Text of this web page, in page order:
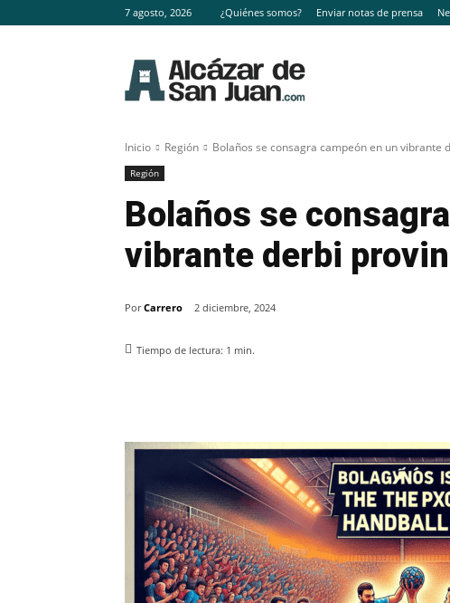
7 agosto, 2026 ¿Quiénes somos? Enviar notas de prensa
Inicio Región Bolaños se consagra campeón en un vibrante
Región
Bolaños se
vibrante derbi
Por Carrero 2 diciembre, 2024
Tiempo de lectura: 1 min.